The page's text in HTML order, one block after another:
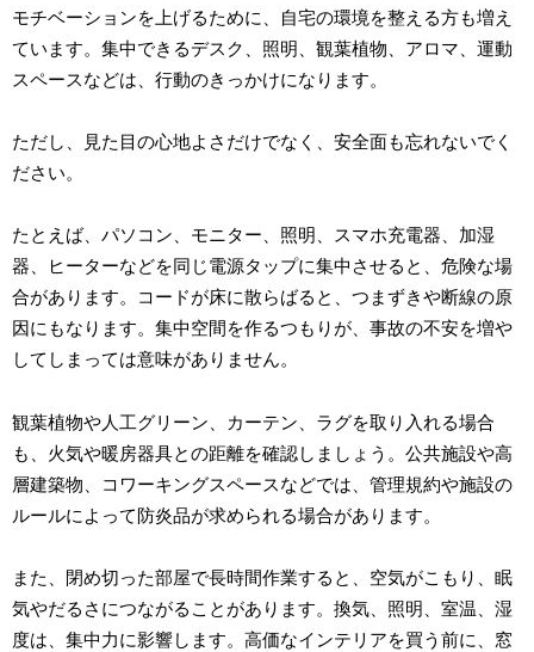
モチベーションを上げるために、自宅の環境を整える方も増え
ています。集中できるデスク、照明、観葉植物、アロマ、運動
スペースなどは、行動のきっかけになります。
ただし、見た目の心地よさだけでなく、安全面も忘れないでく
ださい。
たとえば、パソコン、モニター、照明、スマホ充電器、加湿
器、ヒーターなどを同じ電源タップに集中させると、危険な場
合があります。コードが床に散らばると、つまずきや断線の原
因にもなります。集中空間を作るつもりが、事故の不安を増や
してしまっては意味がありません。
観葉植物や人工グリーン、カーテン、ラグを取り入れる場合
も、火気や暖房器具との距離を確認しましょう。公共施設や高
層建築物、コワーキングスペースなどでは、管理規約や施設の
ルールによって防炎品が求められる場合があります。
また、閉め切った部屋で長時間作業すると、空気がこもり、眠
気やだるさにつながることがあります。換気、照明、室温、湿
度は、集中力に影響します。高価なインテリアを買う前に、窓